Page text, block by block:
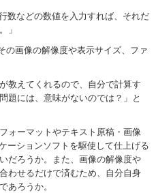
数などの数値を入力すれば、それだ
」
の画像の解像度や表示サイズ、ファ
教えてくれるので、自分で計算す
題には、意味がないのでは？」と
ォーマットやテキスト原稿・画像
ーションソフトを駆使して仕上げる
だろうか。また、画像の解像度や
わせるだけで済むため、自分自身
あろうか。